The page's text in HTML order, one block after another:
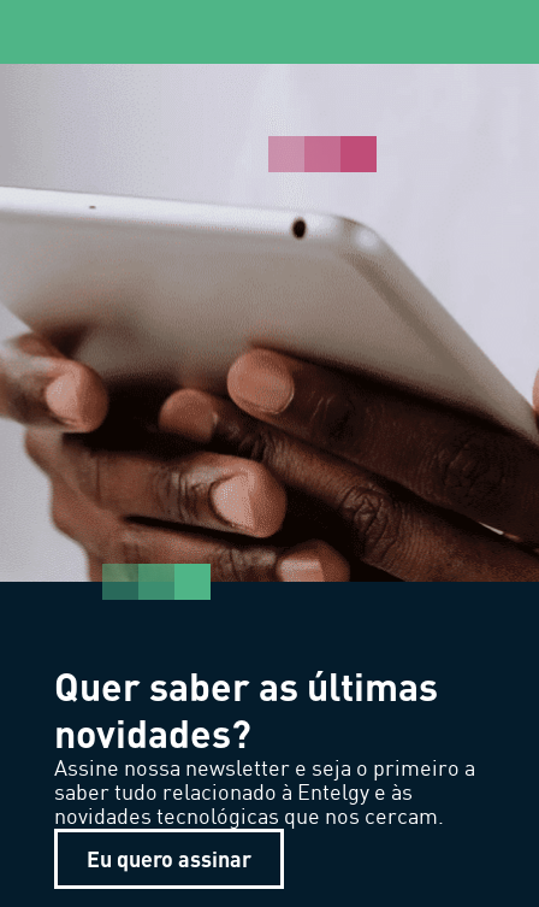
Quer saber as últimas
novidades?
Assine nossa newsletter e seja o primeiro a
saber tudo relacionado à Entelgy e às
novidades tecnológicas que nos cercam.
Eu quero assinar